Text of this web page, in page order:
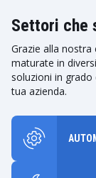
Settori che
Grazie alla nostra
maturate in
soluzioni in
tua azienda.